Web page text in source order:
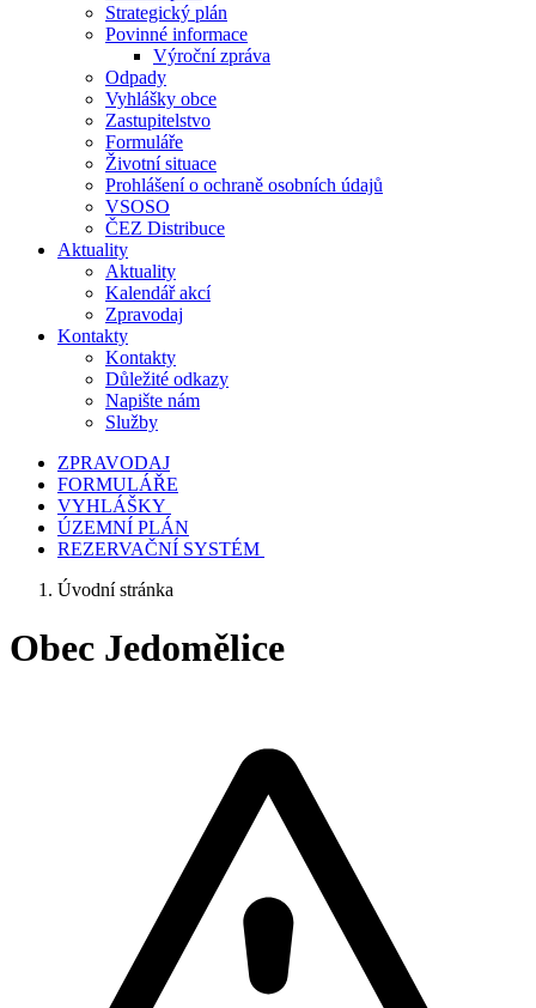
Strategický plán
Povinné informace
Výroční zpráva
Odpady
Vyhlášky obce
Zastupitelstvo
Formuláře
Životní situace
Prohlášení o ochraně osobních údajů
VSOSO
ČEZ Distribuce
Aktuality
Aktuality
Kalendář akcí
Zpravodaj
Kontakty
Kontakty
Důležité odkazy
Napište nám
Služby
ZPRAVODAJ
FORMULÁŘE
VYHLÁŠKY
ÚZEMNÍ PLÁN
REZERVAČNÍ SYSTÉM
Úvodní stránka
Obec Jedomělice